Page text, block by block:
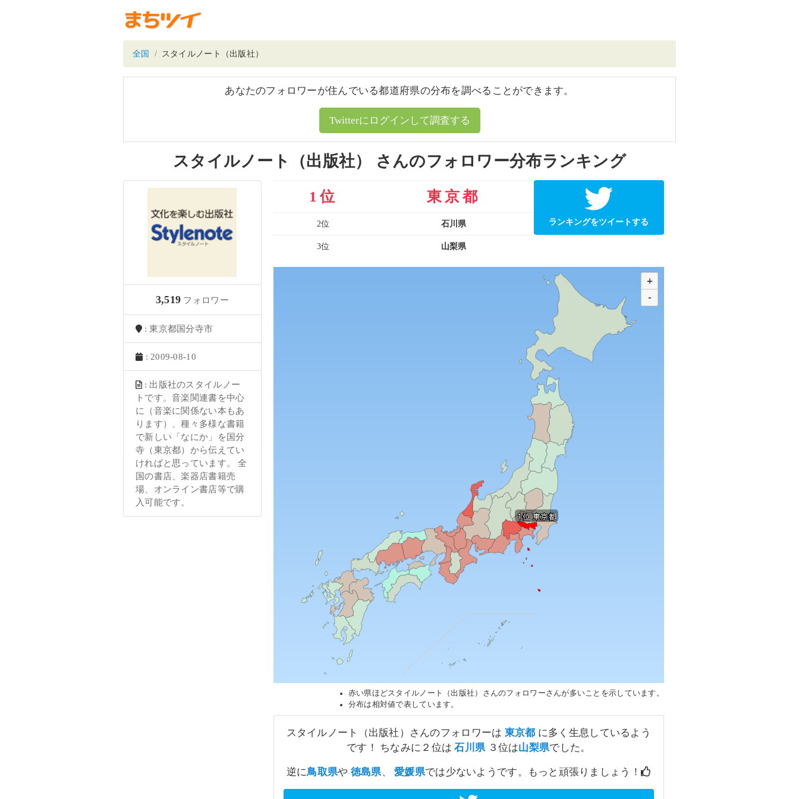
全国 スタイルノート（出版社）
あなたのフォロワーが住んでいる都道府県の分布を調べることができます。
Twitterにログインして調査する
スタイルノート（出版社） さんのフォロワー分布ランキング
3,519 フォロワー
: 東京都国分寺市
: 2009-08-10
: 出版社のスタイルノー
トです。音楽関連書を中心
に（音楽に関係ない本もあ
ります）、種々多様な書籍
で新しい「なにか」を国分
寺（東京都）から伝えてい
ければと思っています。 全
国の書店、楽器店書籍売
場、オンライン書店等で購
入可能です。
1位 東京都
2位 石川県
3位 山梨県
ランキングをツイートする
+
-
1位 東京都
1位 東京都
赤い県ほどスタイルノート（出版社）さんのフォロワーさんが多いことを示しています。
分布は相対値で表しています。
スタイルノート（出版社）さんのフォロワーは 東京都 に多く生息しているよう
です！ ちなみに２位は石川県３位は山梨県でした。
逆に鳥取県や 徳島県、愛媛県では少ないようです。もっと頑張りましょう！